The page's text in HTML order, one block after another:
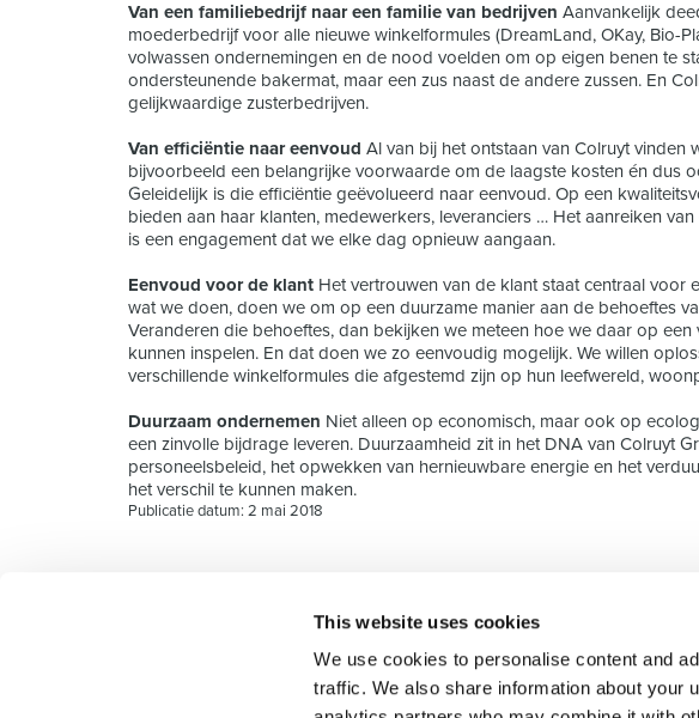
This website uses cookies
We use cookies to personalise content and
traffic. We also share information about your
Van een familiebedrijf naar een familie van bedrijven Aanvankelijk
moederbedrijf voor alle nieuwe winkelformules (DreamLand, OKay, Bio-
volwassen ondernemingen en de nood voelden om op eigen benen te
ondersteunende bakermat, maar een zus naast de andere zussen. En
gelijkwaardige zusterbedrijven.
Van efficiëntie naar eenvoud Al van bij het ontstaan van Colruyt vinden
bijvoorbeeld een belangrijke voorwaarde om de laagste kosten én dus
Geleidelijk is die efficiëntie geëvolueerd naar eenvoud. Op een
bieden aan haar klanten, medewerkers, leveranciers … Het aanreiken
is een engagement dat we elke dag opnieuw aangaan.
Eenvoud voor de klant Het vertrouwen van de klant staat centraal voor
wat we doen, doen we om op een duurzame manier aan de behoeftes
Veranderen die behoeftes, dan bekijken we meteen hoe we daar op
kunnen inspelen. En dat doen we zo eenvoudig mogelijk. We willen
verschillende winkelformules die afgestemd zijn op hun leefwereld,
Duurzaam ondernemen Niet alleen op economisch, maar ook op
een zinvolle bijdrage leveren. Duurzaamheid zit in het DNA van Colruyt
personeelsbeleid, het opwekken van hernieuwbare energie en het
het verschil te kunnen maken.
Publicatie datum: 2 mai 2018
talents, nous vous proposons un package complet de services RH